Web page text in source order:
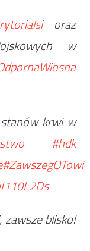
oraz
w
krwi w
#hdk
#ZawszegOTowi
blisko!